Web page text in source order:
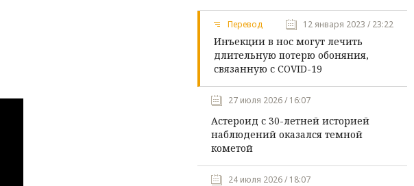
Перевод 12 января 2023 / 23:22
Инъекции в нос могут лечить
длительную потерю обоняния,
связанную с COVID-19
27 июля 2026 / 16:07
Астероид с 30-летней историей
наблюдений оказался темной
кометой
24 июля 2026 / 18:07